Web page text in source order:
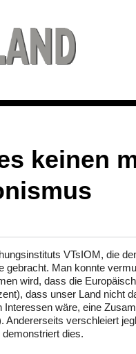
keinen
VTsIOM, die
gebracht. Man konnte
wird, dass die
dass unser Land nicht
wäre, eine
verschleiert
dies.